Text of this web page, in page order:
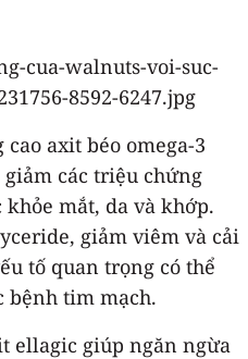
axit béo omega-3
các triệu chứng
mắt, da và khớp.
giảm viêm và cải
tố quan trọng có thể
bệnh tim mạch.
ellagic giúp ngăn ngừa